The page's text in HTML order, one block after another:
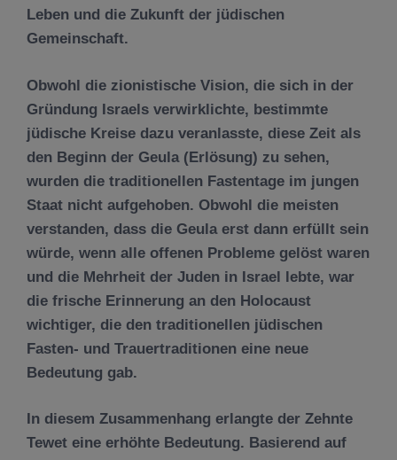
Leben und die Zukunft der jüdischen
Gemeinschaft.
Obwohl die zionistische Vision, die sich in der
Gründung Israels verwirklichte, bestimmte
jüdische Kreise dazu veranlasste, diese Zeit als
den Beginn der Geula (Erlösung) zu sehen,
wurden die traditionellen Fastentage im jungen
Staat nicht aufgehoben. Obwohl die meisten
verstanden, dass die Geula erst dann erfüllt sein
würde, wenn alle offenen Probleme gelöst waren
und die Mehrheit der Juden in Israel lebte, war
die frische Erinnerung an den Holocaust
wichtiger, die den traditionellen jüdischen
Fasten- und Trauertraditionen eine neue
Bedeutung gab.
In diesem Zusammenhang erlangte der Zehnte
Tewet eine erhöhte Bedeutung. Basierend auf